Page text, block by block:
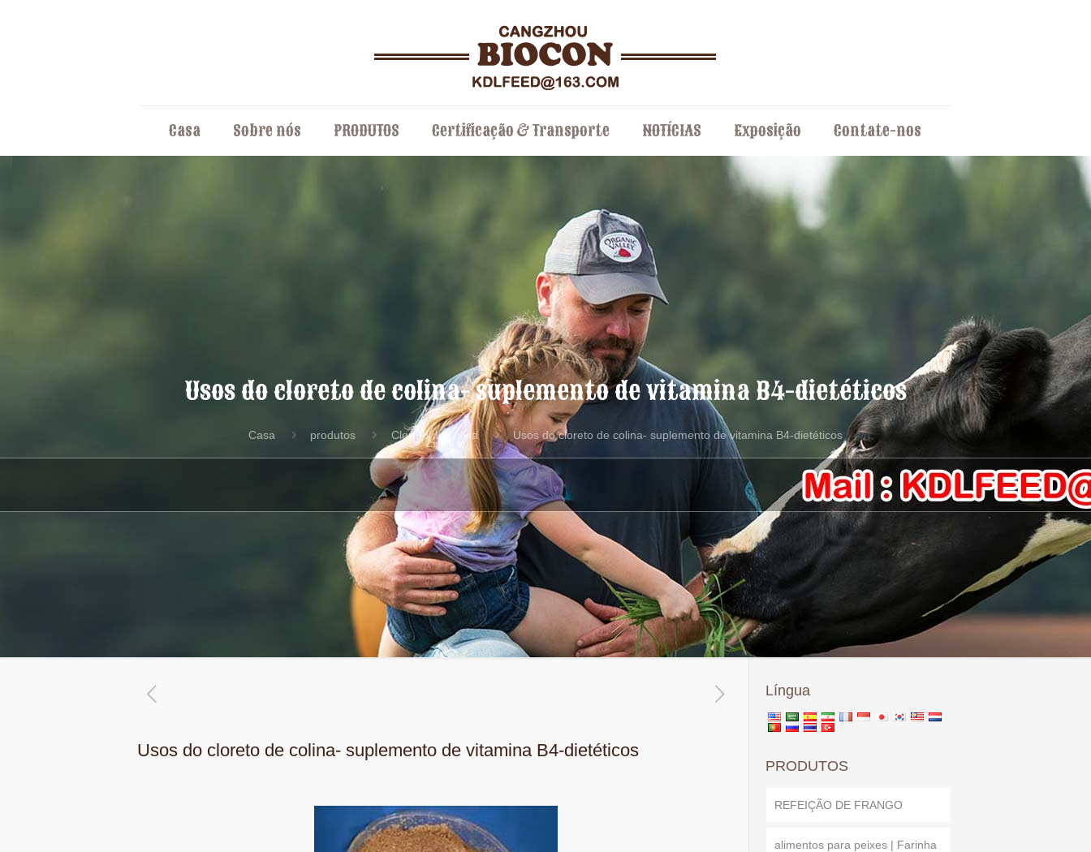
Casa Sobre nós PRODUTOS Certificação & Transporte NOTÍCIAS Exposição Contate-nos
Usos do cloreto de colina- suplemento de vitamina B4-dietéticos
Casa produtos Cloreto de colina Usos do cloreto de colina- suplemento de vitamina B4-dietéticos
Usos do cloreto de colina- suplemento de vitamina B4-dietéticos
Língua
PRODUTOS
REFEIÇÃO DE FRANGO
alimentos para peixes | Farinha